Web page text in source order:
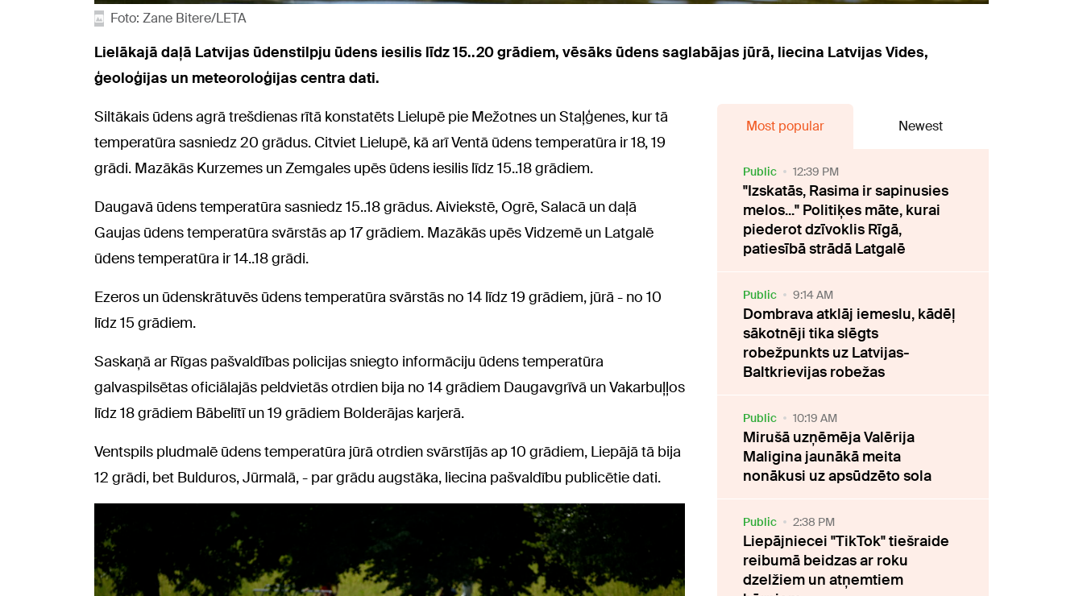
Foto: Zane Bitere/LETA
Lielākajā daļā Latvijas ūdenstilpju ūdens iesilis līdz 15..20 grādiem, vēsāks ūdens saglabājas jūrā, liecina Latvijas Vides,
ģeoloģijas un meteoroloģijas centra dati.
Siltākais ūdens agrā trešdienas rītā konstatēts Lielupē pie Mežotnes un Staļģenes, kur tā
temperatūra sasniedz 20 grādus. Citviet Lielupē, kā arī Ventā ūdens temperatūra ir 18, 19
grādi. Mazākās Kurzemes un Zemgales upēs ūdens iesilis līdz 15..18 grādiem.
Daugavā ūdens temperatūra sasniedz 15..18 grādus. Aiviekstē, Ogrē, Salacā un daļā
Gaujas ūdens temperatūra svārstās ap 17 grādiem. Mazākās upēs Vidzemē un Latgalē
ūdens temperatūra ir 14..18 grādi.
Ezeros un ūdenskrātuvēs ūdens temperatūra svārstās no 14 līdz 19 grādiem, jūrā - no 10
līdz 15 grādiem.
Saskaņā ar Rīgas pašvaldības policijas sniegto informāciju ūdens temperatūra
galvaspilsētas oficiālajās peldvietās otrdien bija no 14 grādiem Daugavgrīvā un Vakarbuļļos
līdz 18 grādiem Bābelītī un 19 grādiem Bolderājas karjerā.
Ventspils pludmalē ūdens temperatūra jūrā otrdien svārstījās ap 10 grādiem, Liepājā tā bija
12 grādi, bet Bulduros, Jūrmalā, - par grādu augstāka, liecina pašvaldību publicētie dati.
Most popular Newest
Public 12:39 PM
"Izskatās, Rasima ir sapinusies
melos..." Politiķes māte, kurai
piederot dzīvoklis Rīgā,
patiesībā strādā Latgalē
Public 9:14 AM
Dombrava atklāj iemeslu, kādēļ
sākotnēji tika slēgts
robežpunkts uz Latvijas-
Baltkrievijas robežas
Public 10:19 AM
Mirušā uzņēmēja Valērija
Maligina jaunākā meita
nonākusi uz apsūdzēto sola
Public 2:38 PM
Liepājniecei "TikTok" tiešraide
reibumā beidzas ar roku
dzelžiem un atņemtiem